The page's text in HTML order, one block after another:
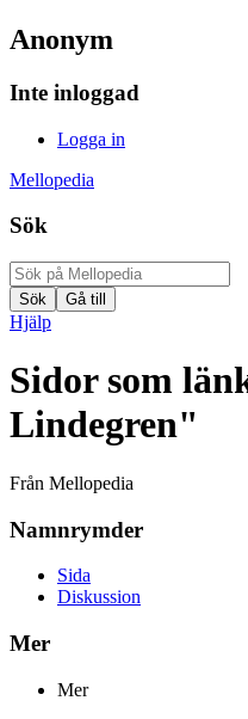
Anonym
Inte inloggad
Logga in
Mellopedia
Sök
Hjälp
Sidor som
Lindegren"
Från Mellopedia
Namnrymder
Sida
Diskussion
Mer
Mer